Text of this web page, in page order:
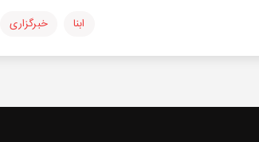
ابنا خبرگزاری